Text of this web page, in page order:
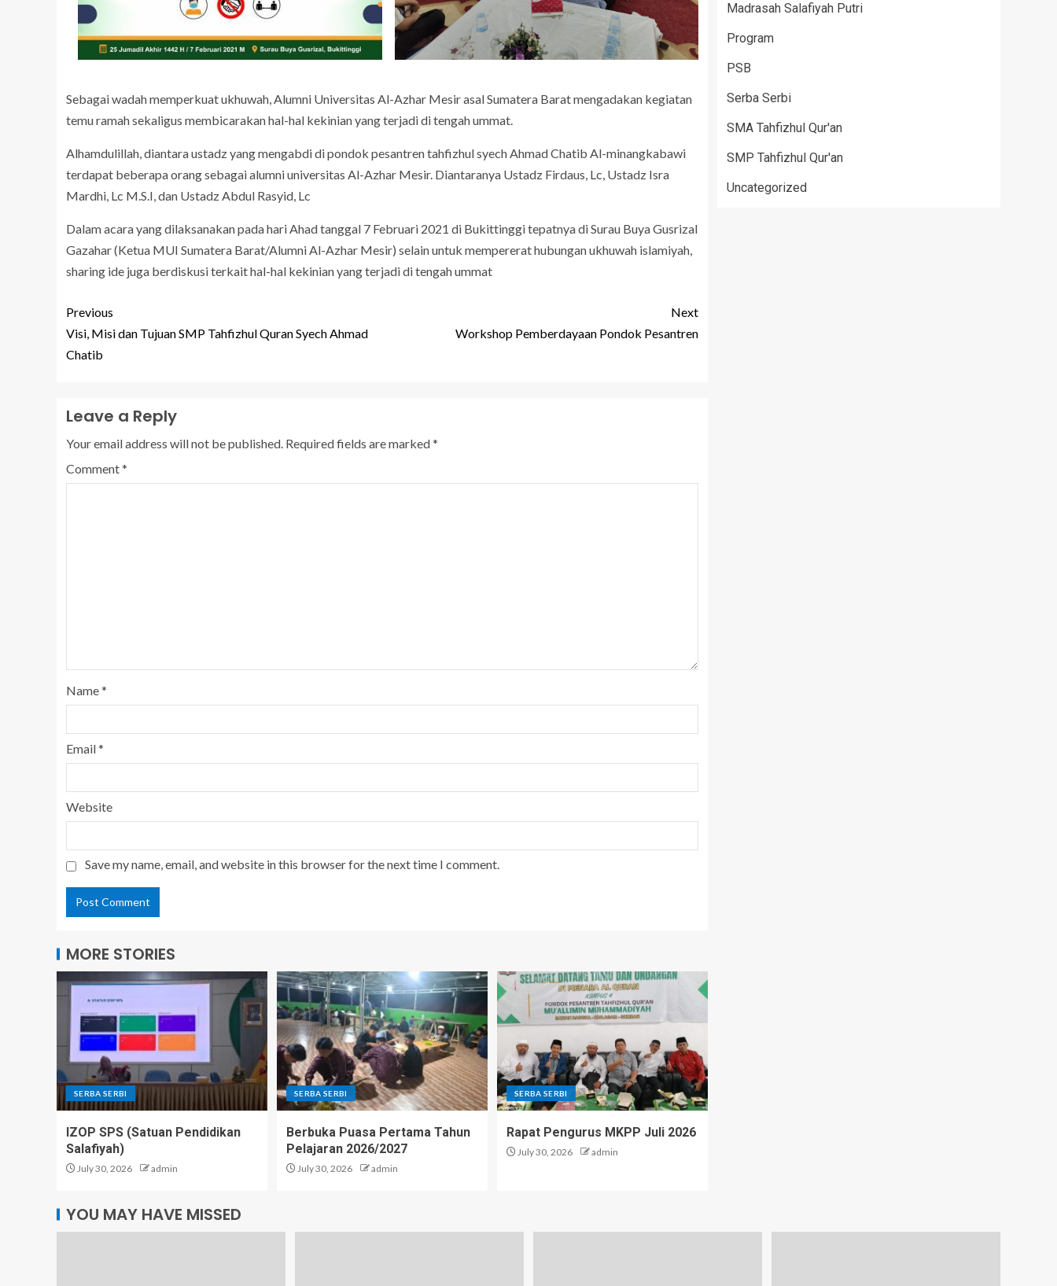
Sebagai wadah memperkuat ukhuwah, Alumni Universitas Al-Azhar Mesir asal Sumatera Barat mengadakan kegiatan
temu ramah sekaligus membicarakan hal-hal kekinian yang terjadi di tengah ummat.
Alhamdulillah, diantara ustadz yang mengabdi di pondok pesantren tahfizhul syech Ahmad Chatib Al-minangkabawi
terdapat beberapa orang sebagai alumni universitas Al-Azhar Mesir. Diantaranya Ustadz Firdaus, Lc, Ustadz Isra
Mardhi, Lc M.S.I, dan Ustadz Abdul Rasyid, Lc
Dalam acara yang dilaksanakan pada hari Ahad tanggal 7 Februari 2021 di Bukittinggi tepatnya di Surau Buya Gusrizal
Gazahar (Ketua MUI Sumatera Barat/Alumni Al-Azhar Mesir) selain untuk mempererat hubungan ukhuwah islamiyah,
sharing ide juga berdiskusi terkait hal-hal kekinian yang terjadi di tengah ummat
Previous
Visi, Misi dan Tujuan SMP Tahfizhul Quran Syech Ahmad
Chatib
Next
Workshop Pemberdayaan Pondok Pesantren
Leave a Reply
Your email address will not be published. Required fields are marked*
Comment*
Name*
Email*
Website
Save my name, email, and website in this browser for the next time I comment.
MORE STORIES
SERBA SERBI
IZOP SPS (Satuan Pendidikan
Salafiyah)
July 30, 2026 admin
SERBA SERBI
Berbuka Puasa Pertama Tahun
Pelajaran 2026/2027
July 30, 2026 admin
SERBA SERBI
Rapat Pengurus MKPP Juli 2026
July 30, 2026 admin
Madrasah Salafiyah Putri
Program
PSB
Serba Serbi
SMA Tahfizhul Qur'an
SMP Tahfizhul Qur'an
Uncategorized
YOU MAY HAVE MISSED